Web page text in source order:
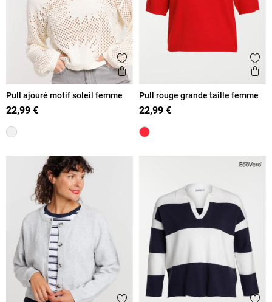
Ajouter aux favoris
Aperçu rapide
Pull ajouré motif soleil femme
22,99 €
Pull rouge grande taille femme
22,99 €